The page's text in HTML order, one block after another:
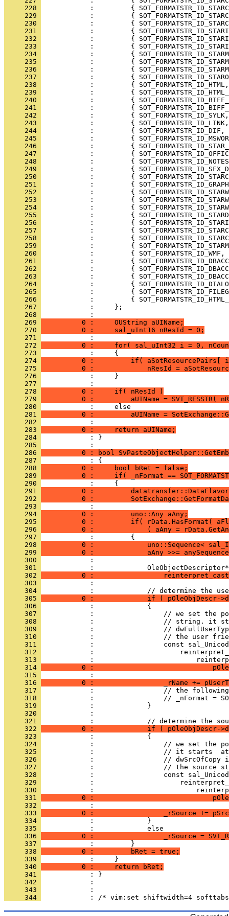
     228
     229
     230
     231
     232
     233
     234
     235
     236
     237
     238
     239
     240
     241
     242
     243
     244
     245
     246
     247
     248
     249
     250
     251
     252
     253
     254
     255
     256
     257
     258
     259
     260
     261
     262
     263
     264
     265
     266
     267
     268
     269
          0 :     OUString aUIName;
     270
          0 :     sal_uInt16 nResId = 0;
     271
     272
0 :     for( sal_uInt32 i = 0,
     273
     274
0 :         if( aSotResourcePairs[
     275
0 :             nResId =
     276
     277
     278
          0 :     if( nResId )
     279
0 :         aUIName = SVT_RESSTR(
     280
     281
0 :         aUIName =
     282
     283
          0 :     return aUIName;
     284
            : }
     285
     286
0 : bool
     287
     288
          0 :     bool bRet = false;
     289
0 :     if( _nFormat ==
     290
     291
0 :
     292
0 :
     293
     294
          0 :         uno::Any aAny;
     295
0 :         if( rData.HasFormat(
     296
0 :             ( aAny =
     297
     298
0 :             uno::Sequence<
     299
0 :             aAny >>=
     300
     301
     302
0 :
     303
     304
     305
0 :             if ( pOleObjDescr-
     306
     307
     308
     309
     310
     311
     312
     313
     314
0 :
     315
     316
0 :                 _rName +=
     317
     318
     319
     320
     321
     322
0 :             if ( pOleObjDescr-
     323
     324
     325
     326
     327
     328
     329
     330
     331
0 :
     332
     333
0 :                 _rSource +=
     334
     335
     336
0 :                 _rSource =
     337
     338
          0 :         bRet = true;
     339
     340
          0 :     return bRet;
     341
     342
     343
     344